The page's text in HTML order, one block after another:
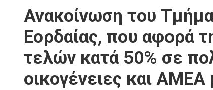
Ανακοίνωση του
Εορδαίας, που αφορά
τελών κατά 50% σε
οικογένειες και